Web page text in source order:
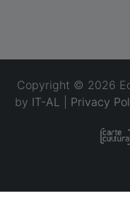
Copyright © 2026
by IT-AL Privacy